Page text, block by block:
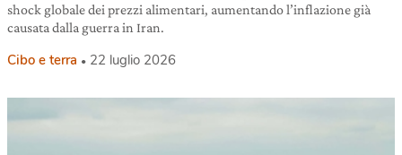
shock globale dei prezzi alimentari, aumentando l’inflazione già
causata dalla guerra in Iran.
Cibo e terra 22 luglio 2026